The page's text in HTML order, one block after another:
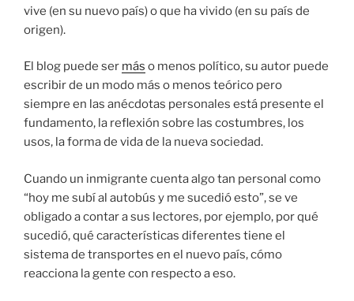
vive (en su nuevo país) o que ha vivido (en su país de
origen).
El blog puede ser más o menos político, su autor puede
escribir de un modo más o menos teórico pero
siempre en las anécdotas personales está presente el
fundamento, la reflexión sobre las costumbres, los
usos, la forma de vida de la nueva sociedad.
Cuando un inmigrante cuenta algo tan personal como
“hoy me subí al autobús y me sucedió esto”, se ve
obligado a contar a sus lectores, por ejemplo, por qué
sucedió, qué características diferentes tiene el
sistema de transportes en el nuevo país, cómo
reacciona la gente con respecto a eso.